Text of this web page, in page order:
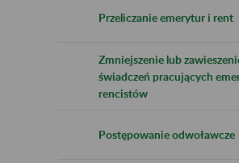
Przeliczanie emerytur i rent
Zmniejszenie lub
świadczeń pracujących
rencistów
Postępowanie odwoławcze